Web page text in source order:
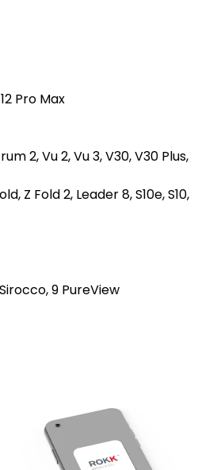
Pro Max
2, Vu 2, Vu 3, V30, V30 Plus,
Z Fold 2, Leader 8, S10e, S10,
9 PureView